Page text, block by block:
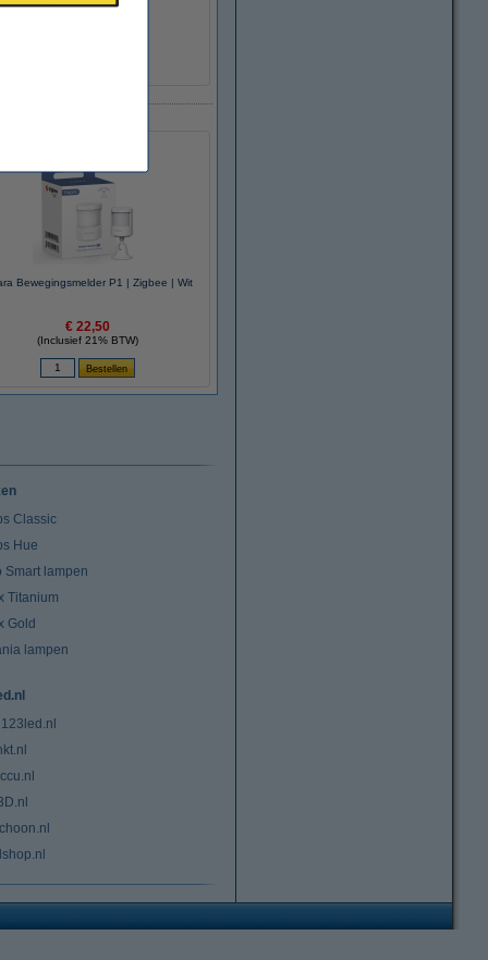
Bewegingsmelder P1 | Zigbee | Wit
€ 22,50
(Inclusief 21% BTW)
Classic
Hue
Smart lampen
Titanium
Gold
lampen